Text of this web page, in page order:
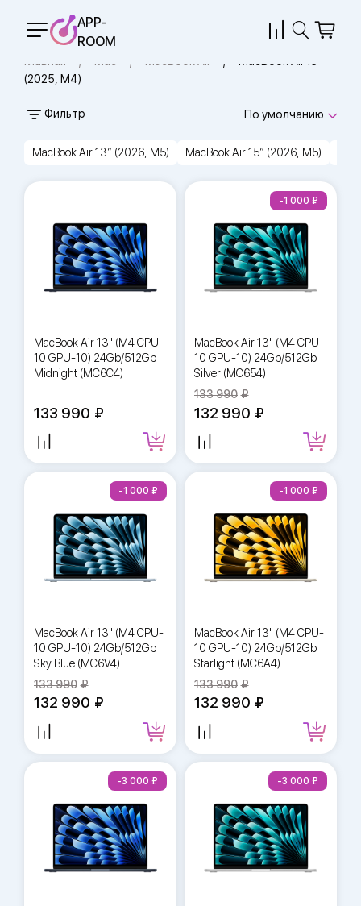
APP-
ROOM
Главная Mac MacBook Air
MacBook Air 13"
(2025, M4)
MacBook Air 13″ (2026, M5) MacBook Air 15″ (2026, M5)
Фильтр По умолчанию
MacBook Air 13" (M4 CPU-
10 GPU-10) 24Gb/512Gb
Midnight (MC6C4)
133 990
MacBook Air 13" (M4 CPU-
10 GPU-10) 24Gb/512Gb
Silver (MC654)
133 990
132 990
-1 000
MacBook Air 13" (M4 CPU-
10 GPU-10) 24Gb/512Gb
Sky Blue (MC6V4)
133 990
132 990
-1 000
MacBook Air 13" (M4 CPU-
10 GPU-10) 24Gb/512Gb
Starlight (MC6A4)
133 990
132 990
-1 000
-3 000 -3 000